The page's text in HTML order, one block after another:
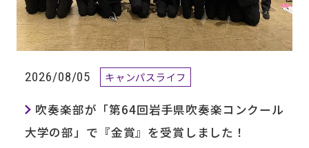
2026/08/05 キャンパスライフ
吹奏楽部が「第64回岩手県吹奏楽コンクール
大学の部」で『金賞』を受賞しました！